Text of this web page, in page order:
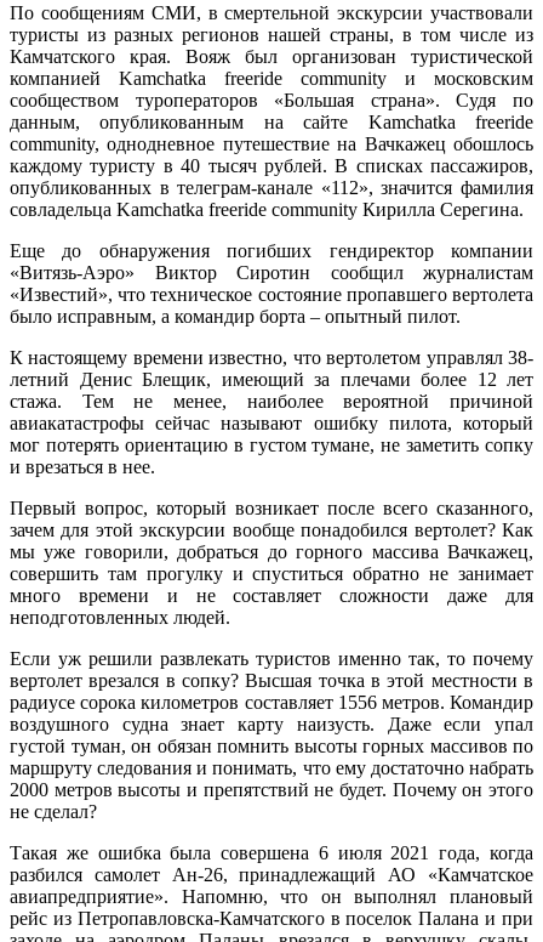
По сообщениям СМИ, в смертельной экскурсии участвовали
туристы из разных регионов нашей страны, в том числе из
Камчатского края. Вояж был организован туристической
компанией Kamchatka freeride community и московским
сообществом туроператоров «Большая страна». Судя по
данным, опубликованным на сайте Kamchatka freeride
community, однодневное путешествие на Вачкажец обошлось
каждому туристу в 40 тысяч рублей. В списках пассажиров,
опубликованных в телеграм-канале «112», значится фамилия
совладельца Kamchatka freeride community Кирилла Серегина.
Еще до обнаружения погибших гендиректор компании
«Витязь-Аэро» Виктор Сиротин сообщил журналистам
«Известий», что техническое состояние пропавшего вертолета
было исправным, а командир борта – опытный пилот.
К настоящему времени известно, что вертолетом управлял 38-
летний Денис Блещик, имеющий за плечами более 12 лет
стажа. Тем не менее, наиболее вероятной причиной
авиакатастрофы сейчас называют ошибку пилота, который
мог потерять ориентацию в густом тумане, не заметить сопку
и врезаться в нее.
Первый вопрос, который возникает после всего сказанного,
зачем для этой экскурсии вообще понадобился вертолет? Как
мы уже говорили, добраться до горного массива Вачкажец,
совершить там прогулку и спуститься обратно не занимает
много времени и не составляет сложности даже для
неподготовленных людей.
Если уж решили развлекать туристов именно так, то почему
вертолет врезался в сопку? Высшая точка в этой местности в
радиусе сорока километров составляет 1556 метров. Командир
воздушного судна знает карту наизусть. Даже если упал
густой туман, он обязан помнить высоты горных массивов по
маршруту следования и понимать, что ему достаточно набрать
2000 метров высоты и препятствий не будет. Почему он этого
не сделал?
Такая же ошибка была совершена 6 июля 2021 года, когда
разбился самолет Ан-26, принадлежащий АО «Камчатское
авиапредприятие». Напомню, что он выполнял плановый
рейс из Петропавловска-Камчатского в поселок Палана и при